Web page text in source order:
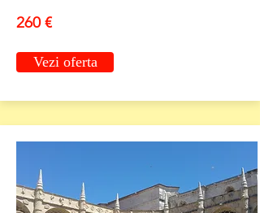
260 €
Vezi oferta